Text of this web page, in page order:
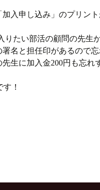
入申し込み」のプリン
りたい部活の顧問の先生
名と担任印があるので忘
生に加入金200円も忘れ
す！